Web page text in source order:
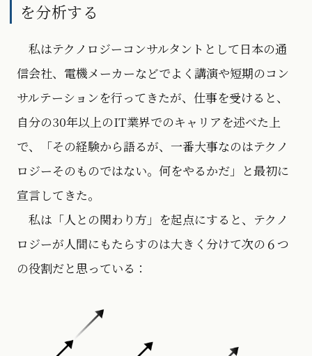
を分析する
私はテクノロジーコンサルタントとして日本の通
信会社、電機メーカーなどでよく講演や短期のコン
サルテーションを行ってきたが、仕事を受けると、
自分の30年以上のIT業界でのキャリアを述べた上
で、「その経験から語るが、一番大事なのはテクノ
ロジーそのものではない。何をやるかだ」と最初に
宣言してきた。
私は「人との関わり方」を起点にすると、テクノ
ロジーが人間にもたらすのは大きく分けて次の６つ
の役割だと思っている：